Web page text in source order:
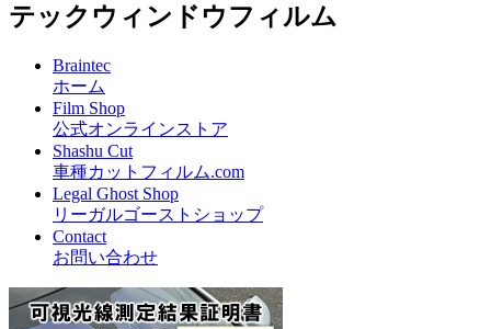
テックウィンドウフィルム
Braintec
ホーム
Film Shop
公式オンラインストア
Shashu Cut
車種カットフィルム.com
Legal Ghost Shop
リーガルゴーストショップ
Contact
お問い合わせ